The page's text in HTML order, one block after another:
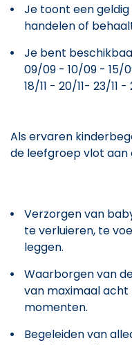
Je toont een
handelen of
Je bent
09/09 - 10/09 - 15/
18/11 - 20/11- 23/11 -
Als ervaren
de leefgroep vlot aan
Verzorgen van
te verluieren, te
leggen.
Waarborgen van
van maximaal
momenten.
Begeleiden van